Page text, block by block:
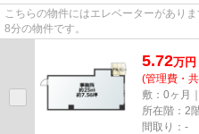
こちらの物件にはエレベーターがあり
8分の物件です。
5.72万円
(管理費・
敷：0ヶ月
所在階：2
間取り：-